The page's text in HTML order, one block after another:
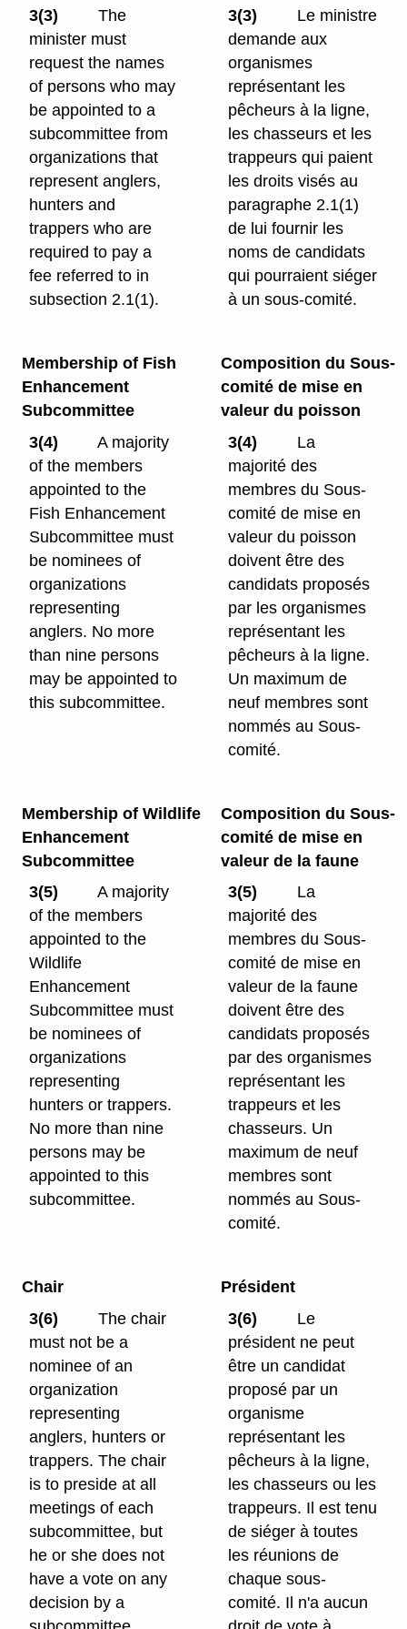
3(3)
The
minister must
request the names
of persons who may
be appointed to a
subcommittee from
organizations that
represent anglers,
hunters and
trappers who are
required to pay a
fee referred to in
subsection 2.1(1).
3(3)
Le ministre
demande aux
organismes
représentant les
pêcheurs à la ligne,
les chasseurs et les
trappeurs qui paient
les droits visés au
paragraphe 2.1(1)
de lui fournir les
noms de candidats
qui pourraient siéger
à un sous-comité.
Membership of Fish
Enhancement
Subcommittee
3(4)
A majority
of the members
appointed to the
Fish Enhancement
Subcommittee must
be nominees of
organizations
representing
anglers. No more
than nine persons
may be appointed to
this subcommittee.
Composition du Sous-
comité de mise en
valeur du poisson
3(4)
La
majorité des
membres du Sous-
comité de mise en
valeur du poisson
doivent être des
candidats proposés
par les organismes
représentant les
pêcheurs à la ligne.
Un maximum de
neuf membres sont
nommés au Sous-
comité.
Membership of Wildlife
Enhancement
Subcommittee
3(5)
A majority
of the members
appointed to the
Wildlife
Enhancement
Subcommittee must
be nominees of
organizations
representing
hunters or trappers.
No more than nine
persons may be
appointed to this
subcommittee.
Composition du Sous-
comité de mise en
valeur de la faune
3(5)
La
majorité des
membres du Sous-
comité de mise en
valeur de la faune
doivent être des
candidats proposés
par des organismes
représentant les
trappeurs et les
chasseurs. Un
maximum de neuf
membres sont
nommés au Sous-
comité.
Chair
3(6)
The chair
must not be a
nominee of an
organization
representing
anglers, hunters or
trappers. The chair
is to preside at all
meetings of each
subcommittee, but
he or she does not
have a vote on any
decision by a
Président
3(6)
Le
président ne peut
être un candidat
proposé par un
organisme
représentant les
pêcheurs à la ligne,
les chasseurs ou les
trappeurs. Il est tenu
de siéger à toutes
les réunions de
chaque sous-
comité. Il n'a aucun